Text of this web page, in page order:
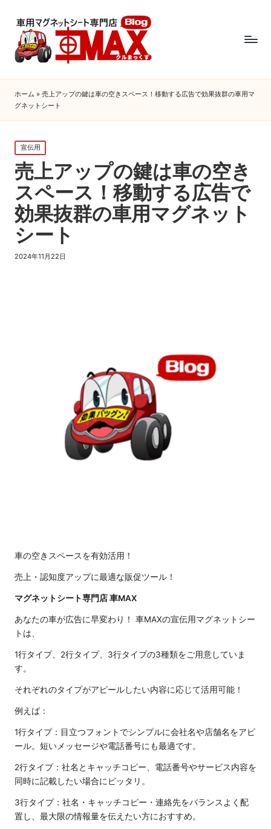
ホーム » 売上アップの鍵は車の空きスペース！移動する広告で効果抜群の車用マ
グネットシート
Posted
in
宣伝用
売上アップの鍵は車の空き
スペース！移動する広告で
効果抜群の車用マグネット
シート
2024年11月22日
車の空きスペースを有効活用！
売上・認知度アップに最適な販促ツール！
マグネットシート専門店 車MAX
あなたの車が広告に早変わり！ 車MAXの宣伝用マグネットシー
トは、
1行タイプ、2行タイプ、3行タイプの3種類をご用意していま
す。
それぞれのタイプがアピールしたい内容に応じて活用可能！
例えば：
1行タイプ：目立つフォントでシンプルに会社名や店舗名をアピ
ール。短いメッセージや電話番号にも最適です。
2行タイプ：社名とキャッチコピー、電話番号やサービス内容を
同時に記載したい場合にピッタリ。
3行タイプ：社名・キャッチコピー・連絡先をバランスよく配
置し、最大限の情報量を伝えたい方におすすめ。